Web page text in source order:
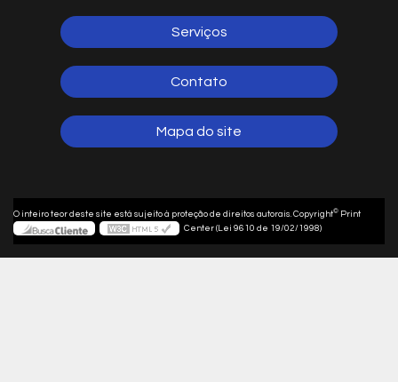
Serviços
Contato
Mapa do site
O inteiro teor deste site está sujeito à proteção de direitos autorais. Copyright© Print
Center (Lei 9610 de 19/02/1998)